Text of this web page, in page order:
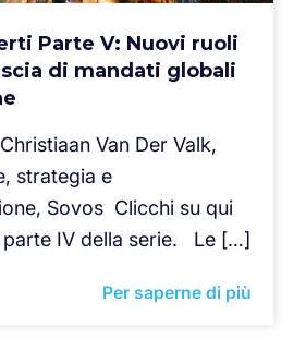
Parte V: Nuovi ruoli
scia di mandati globali
Van Der Valk,
strategia e
Sovos Clicchi su qui
parte IV della serie. Le […]
Per saperne di più